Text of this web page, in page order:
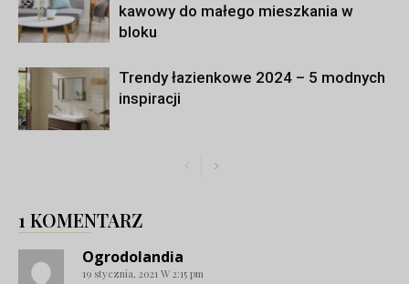
kawowy do małego mieszkania w
bloku
Trendy łazienkowe 2024 – 5 modnych
inspiracji
1 KOMENTARZ
Ogrodolandia
19 stycznia, 2021 W 2:15 pm